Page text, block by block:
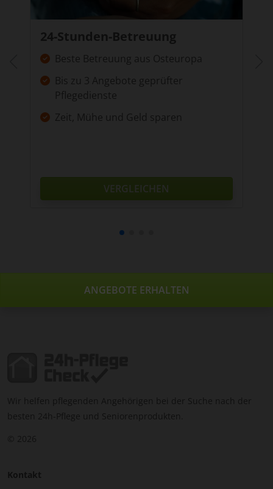
24-Stunden-Betreuung
Beste Betreuung aus Osteuropa
Bis zu 3 Angebote geprüfter
Pflegedienste
Zeit, Mühe und Geld sparen
VERGLEICHEN
ANGEBOTE ERHALTEN
Wir helfen pflegenden Angehörigen bei der Suche nach der
besten 24h-Pflege und Seniorenprodukten.
© 2026
Kontakt